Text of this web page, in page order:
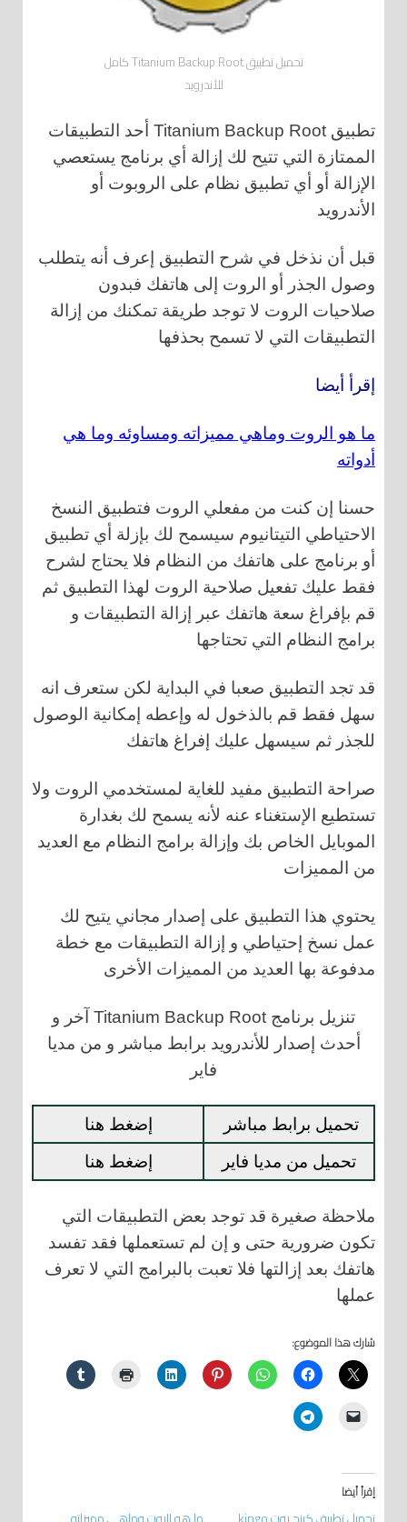
تحميل تطبيق Titanium Backup Root كامل
للأندرويد
تطبيق Titanium Backup Root أحد التطبيقات
الممتازة التي تتيح لك إزالة أي برنامج يستعصي
الإزالة أو أي تطبيق نظام على الروبوت أو
الأندرويد
قبل أن نذخل في شرح التطبيق إعرف أنه يتطلب
وصول الجذر أو الروت إلى هاتفك فبدون
صلاحيات الروت لا توجد طريقة تمكنك من إزالة
التطبيقات التي لا تسمح بحذفها
إقرأ أيضا
ما هو الروت وماهي مميزاته ومساوئه وما هي
أدواته
حسنا إن كنت من مفعلي الروت فتطبيق النسخ
الاحتياطي التيتانيوم سيسمح لك بإزلة أي تطبيق
أو برنامج على هاتفك من النظام فلا يحتاج لشرح
فقط عليك تفعيل صلاحية الروت لهذا التطبيق ثم
قم بإفراغ سعة هاتفك عبر إزالة التطبيقات و
برامج النظام التي تحتاجها
قد تجد التطبيق صعبا في البداية لكن ستعرف انه
سهل فقط قم بالذخول له وإعطه إمكانية الوصول
للجذر ثم سيسهل عليك إفراغ هاتفك
صراحة التطبيق مفيد للغاية لمستخدمي الروت ولا
تستطيع الإستغناء عنه لأنه يسمح لك بغدارة
الموبايل الخاص بك وإزالة برامج النظام مع العديد
من المميزات
يحتوي هذا التطبيق على إصدار مجاني يتيح لك
عمل نسخ إحتياطي و إزالة التطبيقات مع خطة
مدفوعة بها العديد من المميزات الأخرى
تنزيل برنامج Titanium Backup Root آخر و
أحدث إصدار للأندرويد برابط مباشر و من مديا
فاير
تحميل برابط مباشر
إضغط هنا
تحميل من مديا فاير
إضغط هنا
ملاحظة صغيرة قد توجد بعض التطبيقات التي
تكون ضرورية حتى و إن لم تستعملها فقد تفسد
هاتفك بعد إزالتها فلا تعبت بالبرامج التي لا تعرف
عملها
شارك هذا الموضوع:
إقرأ أيضا